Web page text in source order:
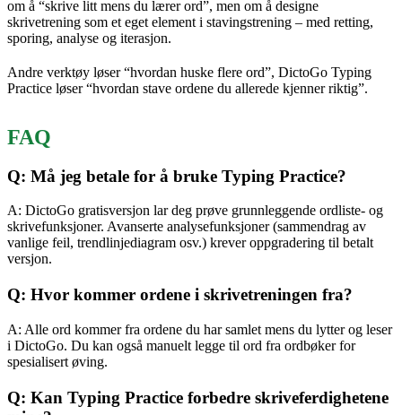
om å “skrive litt mens du lærer ord”, men om å designe
skrivetrening som et eget element i stavingstrening – med retting,
sporing, analyse og iterasjon.
Andre verktøy løser “hvordan huske flere ord”, DictoGo Typing
Practice løser “hvordan stave ordene du allerede kjenner riktig”.
FAQ
Q: Må jeg betale for å bruke Typing Practice?
A: DictoGo gratisversjon lar deg prøve grunnleggende ordliste- og
skrivefunksjoner. Avanserte analysefunksjoner (sammendrag av
vanlige feil, trendlinjediagram osv.) krever oppgradering til betalt
versjon.
Q: Hvor kommer ordene i skrivetreningen fra?
A: Alle ord kommer fra ordene du har samlet mens du lytter og leser
i DictoGo. Du kan også manuelt legge til ord fra ordbøker for
spesialisert øving.
Q: Kan Typing Practice forbedre skriveferdighetene